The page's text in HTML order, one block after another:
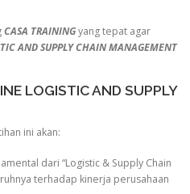
CASA TRAININGyang tepat agar
AND SUPPLY CHAIN MANAGEMENT
LOGISTIC AND SUPPLY
ini akan:
dari “Logistic & Supply Chain
terhadap kinerja perusahaan